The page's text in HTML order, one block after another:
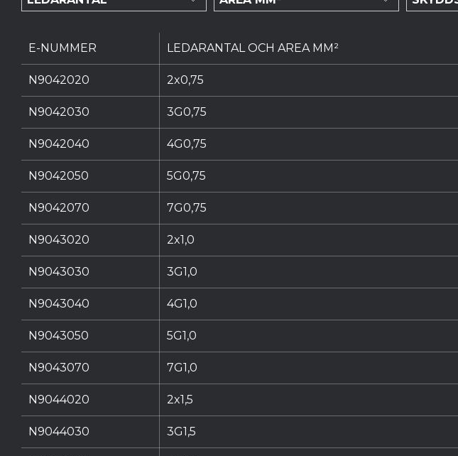
E-NUMMER LEDARANTAL OCH AREA MM²
N9042020 2x0,75
N9042030 3G0,75
N9042040 4G0,75
N9042050 5G0,75
N9042070 7G0,75
N9043020 2x1,0
N9043030 3G1,0
N9043040 4G1,0
N9043050 5G1,0
N9043070 7G1,0
N9044020 2x1,5
N9044030 3G1,5